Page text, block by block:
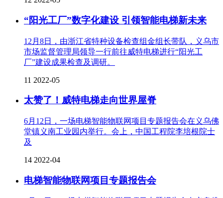
“阳光工厂”数字化建设 引领智能电梯新未来
12月8日，由浙江省特种设备检查组金组长带队，义乌市
市场监督管理局领导一行前往威特电梯进行“阳光工
厂”建设成果检查及调研。
11 2022-05
太赞了！威特电梯走向世界屋脊
6月12日，一场电梯智能物联网项目专题报告会在义乌佛
堂镇义南工业园内举行。会上，中国工程院李培根院士
及
14 2022-04
电梯智能物联网项目专题报告会